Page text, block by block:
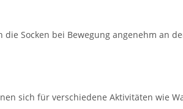
Socken bei Bewegung angenehm an
sich für verschiedene Aktivitäten wie